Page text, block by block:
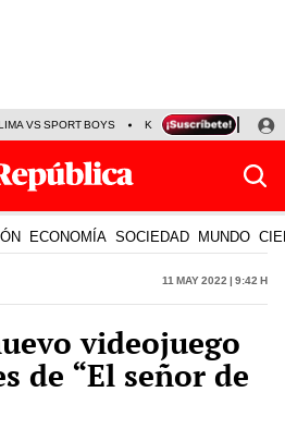
VS SPORT BOYS KENJI FUJIMORI
ECONOMÍA SOCIEDAD MUNDO
11 May 2022 | 9:42 h
videojuego
de “El señor de